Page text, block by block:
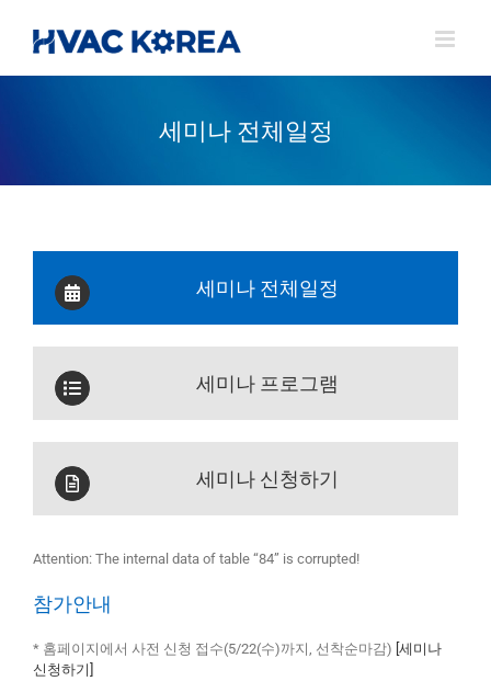
content
세미나 전체일정
세미나 전체일정
세미나 프로그램
세미나 신청하기
Attention: The internal data of table “84” is corrupted!
참가안내
* 홈페이지에서 사전 신청 접수(5/22(수)까지, 선착순마감) [세미나
신청하기]